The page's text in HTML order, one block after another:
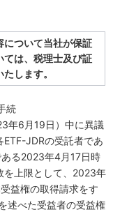
について当社が保証
ては、税理士及び証
します。
続
年6 月 19日）中に異議
ETF-JDRの受託者であ
る2023年4月 17日時
上限として、 2023年
益権の取得請求をす
述べた受益者の受益権